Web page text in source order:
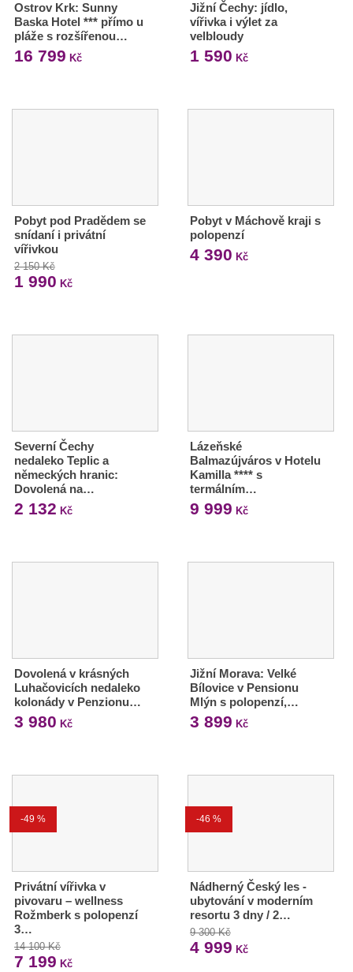
Ostrov Krk: Sunny
Baska Hotel *** přímo u
pláže s rozšířenou…
16 799 Kč
Jižní Čechy: jídlo,
vířivka i výlet za
velbloudy
1 590 Kč
Pobyt pod Pradědem se
snídaní i privátní
vířivkou
2 150 Kč
1 990 Kč
Pobyt v Máchově kraji s
polopenzí
4 390 Kč
Severní Čechy
nedaleko Teplic a
německých hranic:
Dovolená na…
2 132 Kč
Lázeňské
Balmazújváros v Hotelu
Kamilla **** s
termálním…
9 999 Kč
Dovolená v krásných
Luhačovicích nedaleko
kolonády v Penzionu…
3 980 Kč
Jižní Morava: Velké
Bílovice v Pensionu
Mlýn s polopenzí,…
3 899 Kč
-49 %
Privátní vířivka v
pivovaru – wellness
Rožmberk s polopenzí
3…
14 100 Kč
7 199 Kč
-46 %
Nádherný Český les -
ubytování v moderním
resortu 3 dny / 2…
9 300 Kč
4 999 Kč